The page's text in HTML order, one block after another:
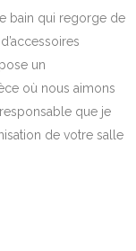
bain qui regorge de
un
où nous aimons
que je
de votre salle